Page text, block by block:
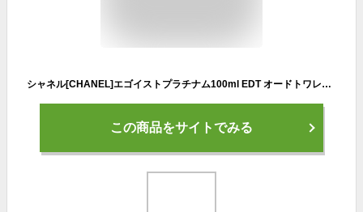
シャネル[CHANEL]エゴイストプラチナム100ml EDT オードトワレスプレー
この商品をサイトでみる